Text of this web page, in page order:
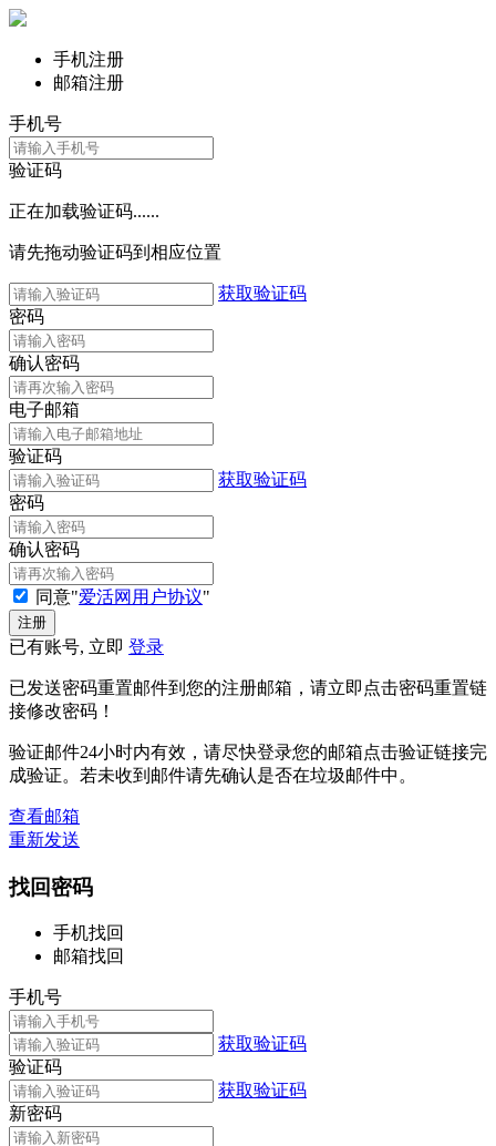
手机注册
邮箱注册
手机号
验证码
正在加载验证码......
请先拖动验证码到相应位置
获取验证码
密码
确认密码
电子邮箱
验证码
获取验证码
密码
确认密码
同意"爱活网用户协议"
已有账号, 立即 登录
已发送密码重置邮件到您的注册邮箱，请立即点击密码重置链
接修改密码！
验证邮件24小时内有效，请尽快登录您的邮箱点击验证链接完
成验证。若未收到邮件请先确认是否在垃圾邮件中。
查看邮箱
重新发送
找回密码
手机找回
邮箱找回
手机号
获取验证码
验证码
获取验证码
新密码